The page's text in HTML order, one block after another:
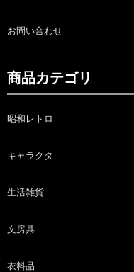
お問い合わせ
商品カテゴリ
昭和レトロ
キャラクタ
生活雑貨
文房具
衣料品